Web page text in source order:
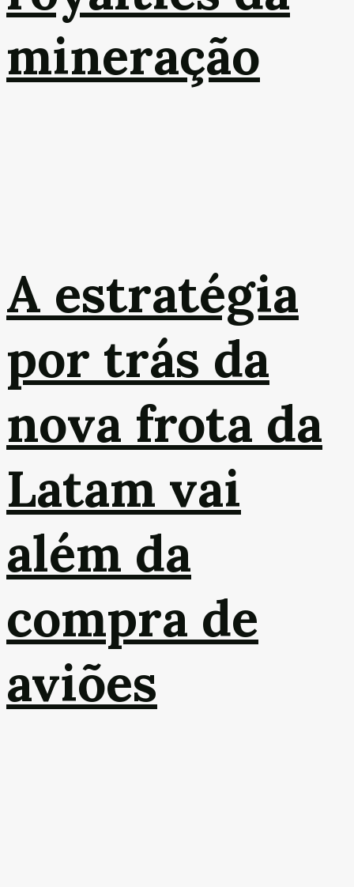
mineração
A estratégia
por trás da
nova frota da
Latam vai
além da
compra de
aviões